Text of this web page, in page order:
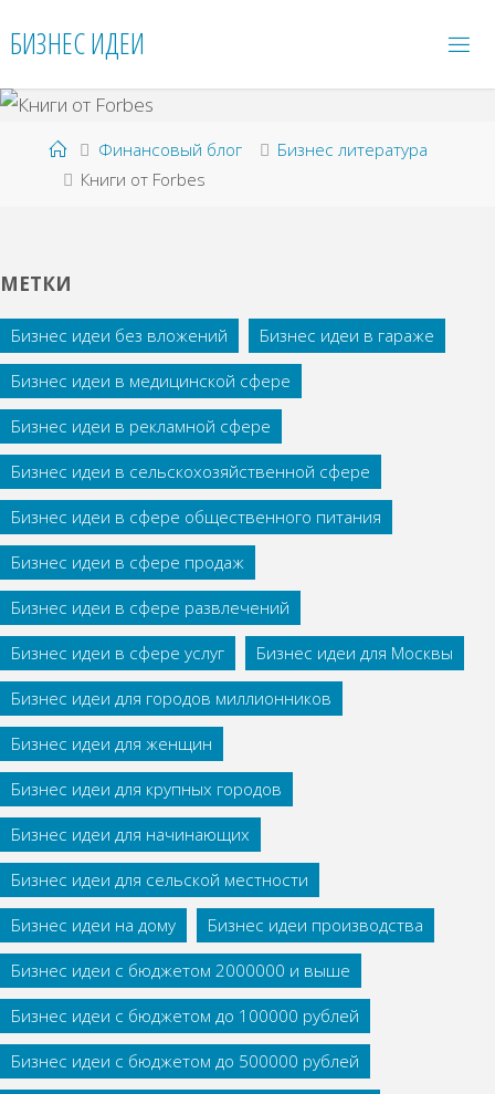
БИЗНЕС ИДЕИ
ГлавнаяФинансовый блог
Бизнес литература
Книги от Forbes
МЕТКИ
Бизнес идеи без вложений
Бизнес идеи в гараже
Бизнес идеи в медицинской сфере
Бизнес идеи в рекламной сфере
Бизнес идеи в сельскохозяйственной сфере
Бизнес идеи в сфере общественного питания
Бизнес идеи в сфере продаж
Бизнес идеи в сфере развлечений
Бизнес идеи в сфере услуг
Бизнес идеи для Москвы
Бизнес идеи для городов миллионников
Бизнес идеи для женщин
Бизнес идеи для крупных городов
Бизнес идеи для начинающих
Бизнес идеи для сельской местности
Бизнес идеи на дому
Бизнес идеи производства
Бизнес идеи с бюджетом 2000000 и выше
Бизнес идеи с бюджетом до 100000 рублей
Бизнес идеи с бюджетом до 500000 рублей